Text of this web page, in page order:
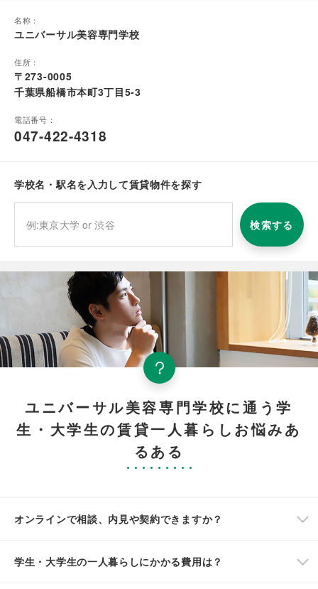
名称：
ユニバーサル美容専門学校
住所：
〒273-0005
千葉県船橋市本町3丁目5-3
電話番号：
047-422-4318
学校名・駅名を入力して賃貸物件を探す
検索する
ユニバーサル美容専門学校に通う学
生・大学生の賃貸一人暮らしお悩みあ
るある
オンラインで相談、内見や契約できますか？
学生・大学生の一人暮らしにかかる費用は？